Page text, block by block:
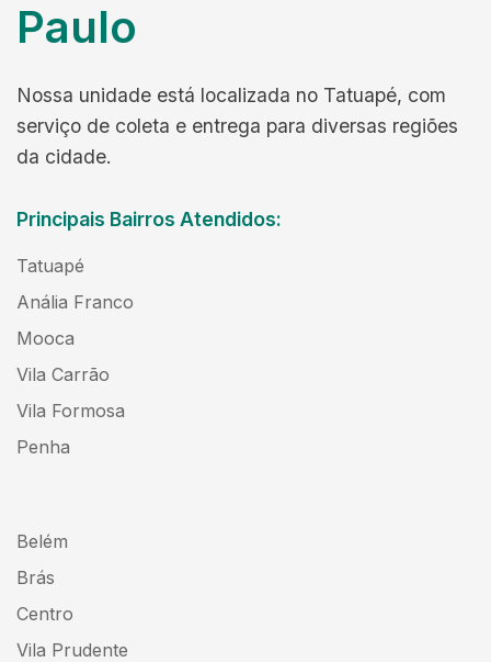
Paulo
Nossa unidade está localizada no Tatuapé, com
serviço de coleta e entrega para diversas regiões
da cidade.
Principais Bairros Atendidos:
Tatuapé
Anália Franco
Mooca
Vila Carrão
Vila Formosa
Penha
Belém
Brás
Centro
Vila Prudente